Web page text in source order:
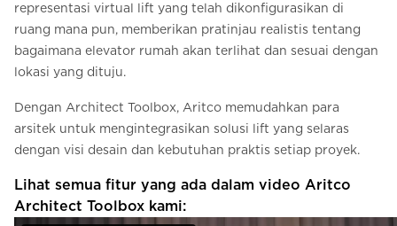
representasi virtual lift yang telah dikonfigurasikan di
ruang mana pun, memberikan pratinjau realistis tentang
bagaimana elevator rumah akan terlihat dan sesuai dengan
lokasi yang dituju.
Dengan Architect Toolbox, Aritco memudahkan para
arsitek untuk mengintegrasikan solusi lift yang selaras
dengan visi desain dan kebutuhan praktis setiap proyek.
Lihat semua fitur yang ada dalam video Aritco
Architect Toolbox kami: